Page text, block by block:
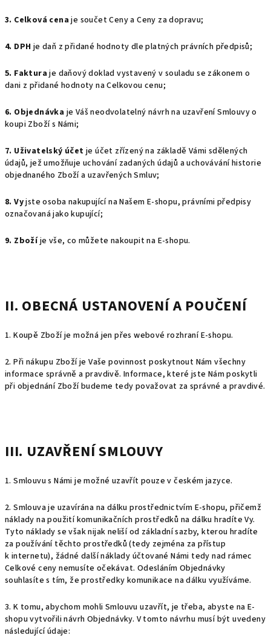
3. Celková cenaje součet Ceny a Ceny za dopravu;
4. DPH je daň z přidané hodnoty dle platných právních předpisů;
5. Fakturaje daňový doklad vystavený v souladu se zákonem o
dani z přidané hodnoty na Celkovou cenu;
6. Objednávka je Váš neodvolatelný návrh na uzavření Smlouvy o
koupi Zboží s Námi;
7. Uživatelský účetje účet zřízený na základě Vámi sdělených
údajů, jež umožňuje uchování zadaných údajů a uchovávání historie
objednaného Zboží a uzavřených Smluv;
8. Vyjste osoba nakupující na Našem E-shopu, právními předpisy
označovaná jako kupující;
9. Zbožíje vše, co můžete nakoupit na E-shopu.
II. OBECNÁ USTANOVENÍ A POUČENÍ
1. Koupě Zboží je možná jen přes webové rozhraní E-shopu.
2. Při nákupu Zboží je Vaše povinnost poskytnout Nám všechny
informace správně a pravdivě. Informace, které jste Nám poskytli
při objednání Zboží budeme tedy považovat za správné a pravdivé.
III. UZAVŘENÍ SMLOUVY
1. Smlouvu s Námi je možné uzavřít pouze v českém jazyce.
2. Smlouva je uzavírána na dálku prostřednictvím E-shopu, přičemž
náklady na použití komunikačních prostředků na dálku hradíte Vy.
Tyto náklady se však nijak neliší od základní sazby, kterou hradíte
za používání těchto prostředků (tedy zejména za přístup
k internetu), žádné další náklady účtované Námi tedy nad rámec
Celkové ceny nemusíte očekávat. Odesláním Objednávky
souhlasíte s tím, že prostředky komunikace na dálku využíváme.
3. K tomu, abychom mohli Smlouvu uzavřít, je třeba, abyste na E-
shopu vytvořili návrh Objednávky. V tomto návrhu musí být uvedeny
následující údaje: